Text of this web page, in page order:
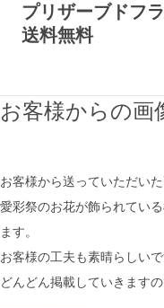
プリザーブドフ
送料無料
お客様からの画
お客様から送っていただいた
愛彩祭のお花が飾られてい
ます。
お客様の工夫も素晴らしいで
どんどん掲載していきます